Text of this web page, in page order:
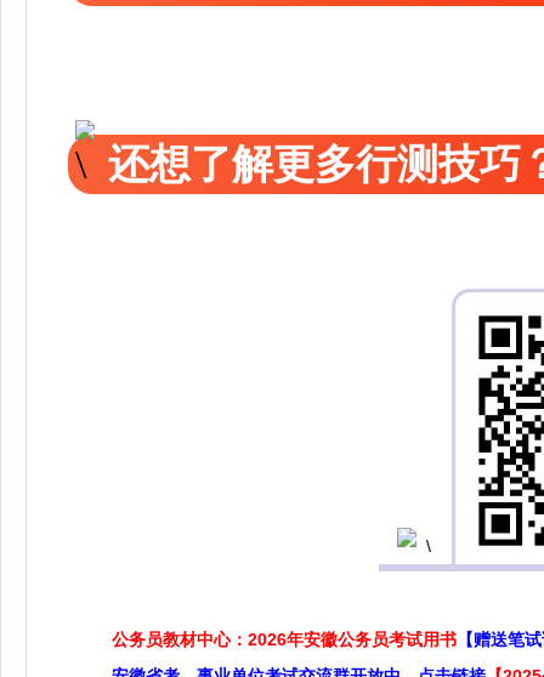
还想了解更多行测技巧
公务员教材中心：2026年安徽公务员考试用书 【赠送笔